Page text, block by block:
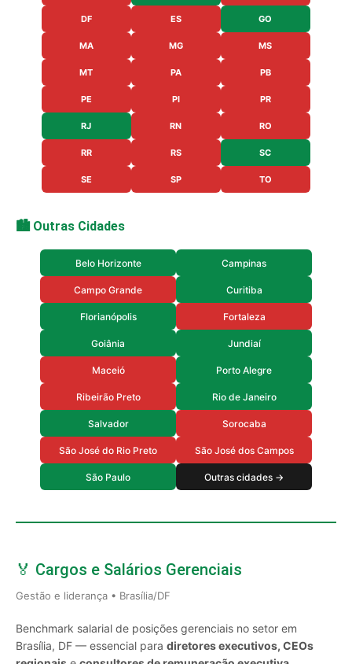
DF ES GO
MA MG MS
MT PA PB
PE PI PR
RJ RN RO
RR RS SC
SE SP TO
🏙️ Outras Cidades
Belo Horizonte Campinas
Campo Grande Curitiba
Florianópolis Fortaleza
Goiânia Jundiaí
Maceió Porto Alegre
Ribeirão Preto Rio de Janeiro
Salvador Sorocaba
São José do Rio Preto São José dos Campos
São Paulo Outras cidades →
🏅 Cargos e Salários Gerenciais
Gestão e liderança • Brasília/DF
Benchmark salarial de posições gerenciais no setor em
Brasília, DF — essencial para diretores executivos, CEOs